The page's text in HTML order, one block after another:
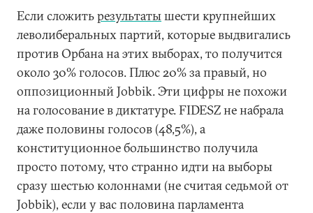
Если сложитьрезультатышести крупнейших
леволиберальных партий, которые выдвигались
против Орбана на этих выборах, то получится
около 30% голосов. Плюс 20% за правый, но
оппозиционный Jobbik. Эти цифры не похожи
на голосование в диктатуре. FIDESZ не набрала
даже половины голосов (48,5%), а
конституционное большинство получила
просто потому, что странно идти на выборы
сразу шестью колоннами (не считая седьмой от
Jobbik), если у вас половина парламента